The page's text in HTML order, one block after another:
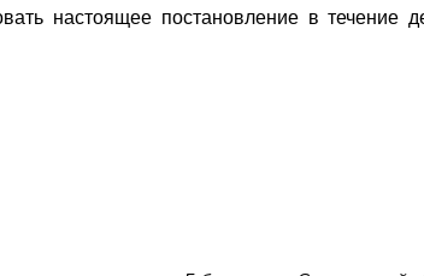
настоящее постановление в течение